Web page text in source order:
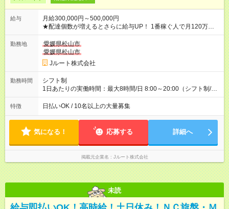
給与
月給300,000円～500,000円
★配達個数が増えるとさらに給与UP！ 1番稼ぐ人で月120万ほ
ど！ ・主要都市エリア 月収55万円／週5日稼働 月収65万~112
万円／週6日稼働 ・地方郊外エリア 月収40万円／週5日稼働 月
収40万円~50万円／週6日稼働 ＜モデルイメージ＞ ■月収50万
円 (27歳男性/江東区在住)※元建築関係 1日150個配達×25日勤務
(日休み) ■月収80万円(43歳男性/墨田区在住)※元営業 1日200個
勤務地
愛媛県松山市
愛媛県松山市
Jルート株式会社
勤務時間
シフト制
1日あたりの実働時間：最大8時間/日 8:00～20:00（シフト制/実
働8時間） ※週5日勤務（場所次第では週4も有り） ※配達状況に
よって時間外での勤務可能性有り ※案件により多少の前後あり
特徴 日払いOK / 10名以上の大量募集
気になる！ 応募する 詳細へ
掲載元企業名 Jルート株式会社
未読